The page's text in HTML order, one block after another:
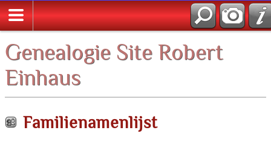
Genealogie Site Robert
Einhaus
Familienamenlijst